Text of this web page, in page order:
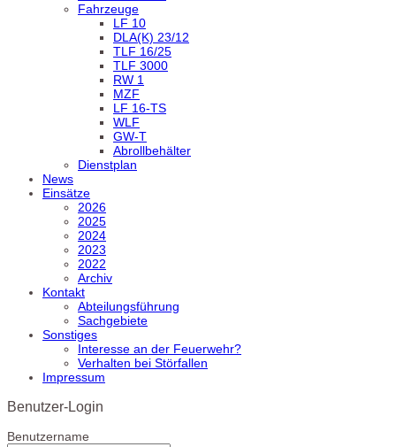
Fahrzeuge
LF 10
DLA(K) 23/12
TLF 16/25
TLF 3000
RW 1
MZF
LF 16-TS
WLF
GW-T
Abrollbehälter
Dienstplan
News
Einsätze
2026
2025
2024
2023
2022
Archiv
Kontakt
Abteilungsführung
Sachgebiete
Sonstiges
Interesse an der Feuerwehr?
Verhalten bei Störfallen
Impressum
Benutzer-Login
Benutzername